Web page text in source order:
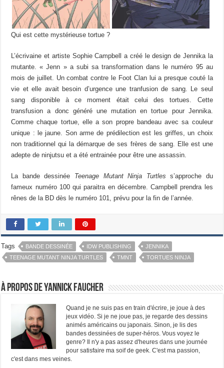
Qui est cette mystérieuse tortue ?
L’écrivaine et artiste Sophie Campbell a créé le design de Jennika la
mutante. « Jenn » a subi sa transformation dans le numéro 95 au
mois de juillet. Un combat contre le Foot Clan lui a presque couté la
vie et elle avait besoin d’urgence une tranfusion de sang. Le seul
sang disponible à ce moment était celui des tortues. Cette
transfusion a donc généré une mutation en tortue pour Jennika.
Comme chaque tortue, elle a son propre bandeau avec sa couleur
unique : le jaune. Son arme de prédilection est les griffes, un choix
non traditionnel qui la démarque de ses frères de sang. Elle est une
adepte de ninjutsu et a été entrainée pour être une assassin.
La bande dessinée Teenage Mutant Ninja Turtles s’approche du
fameux numéro 100 qui paraitra en décembre. Campbell prendra les
rênes de la BD dès le numéro 101, prévu pour la fin de l’année.
Tags BANDE DESSINÉE IDW PUBLISHING
JENNIKA
TEENAGE MUTANT NINJA TURTLES
TMNT TORTUES NINJA
À propos de Yannick Faucher
Quand je ne suis pas en train d'écrire, je joue à des
jeux vidéo. Si je ne joue pas, je regarde des dessins
animés américains ou japonais. Sinon, je lis des
bandes dessinées de super-héros. Vous voyez le
genre? Il n'y a pas assez d'heures dans une journée
pour satisfaire ma soif de geek. C'est ma passion,
c'est dans mes veines.